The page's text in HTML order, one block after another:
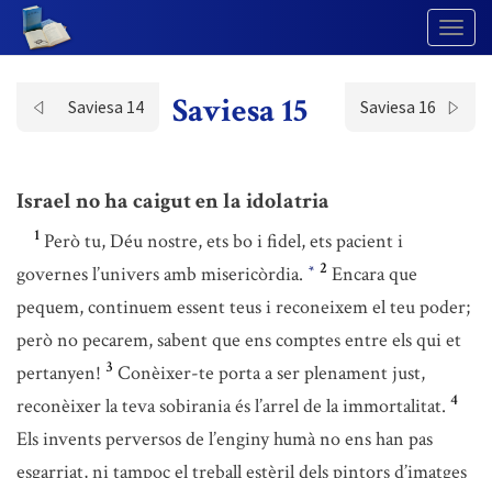
Saviesa 14 Saviesa 15 Saviesa 16
Israel no ha caigut en la idolatria
1 Però tu, Déu nostre, ets bo i fidel, ets pacient i
governes l’univers amb misericòrdia. * 2 Encara que
pequem, continuem essent teus i reconeixem el teu poder;
però no pecarem, sabent que ens comptes entre els qui et
pertanyen! 3 Conèixer-te porta a ser plenament just,
reconèixer la teva sobirania és l’arrel de la immortalitat. 4
Els invents perversos de l’enginy humà no ens han pas
esgarriat, ni tampoc el treball estèril dels pintors d’imatges